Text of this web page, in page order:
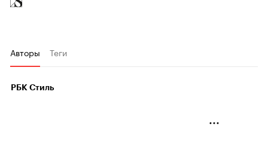
Авторы Теги
РБК Стиль